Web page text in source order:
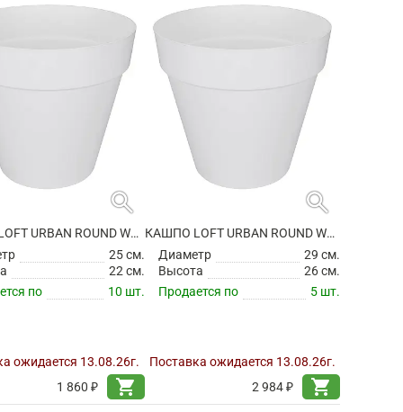
search
КАШПО LOFT URBAN ROUND WHITE
25 см.
22 см.
по
10 шт.
ожидается 13.08.26г.
1 860 ₽
shopping_cart
search
КАШПО LOFT URBAN ROUND WHITE
Диаметр
29 см.
Высота
26 см.
Продается по
5 шт.
Поставка ожидается 13.08.26г.
2 984 ₽
shopping_cart